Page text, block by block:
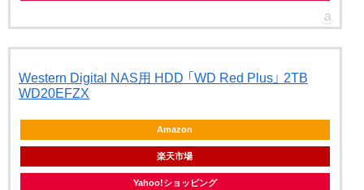
Western Digital NAS用 HDD 「WD Red Plus」 2TB
WD20EFZX
Amazon
楽天市場
Yahoo!ショッピング